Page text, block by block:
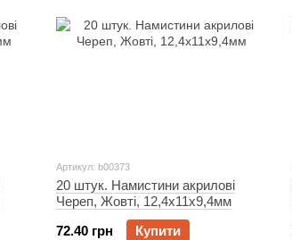
Артикул: b00373
20 штук. Намистини акрилові
Череп, Жовті, 12,4x11x9,4мм
72.40 грн
Купити